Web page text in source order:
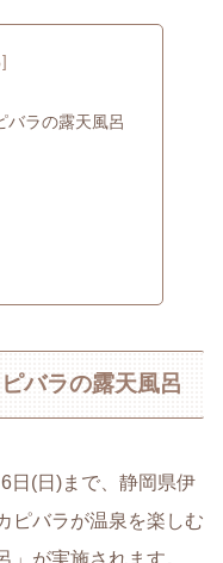
バラの露天風呂
バラの露天風呂
日(日)まで、静岡県伊
ピバラが温泉を楽しむ